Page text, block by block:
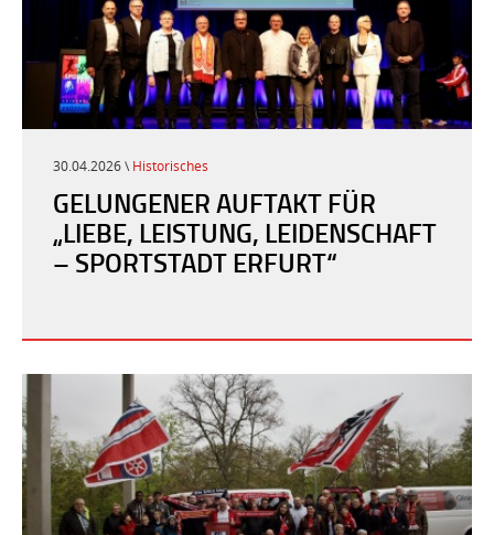
30.04.2026 \ Historisches
GELUNGENER AUFTAKT FÜR
„LIEBE, LEISTUNG, LEIDENSCHAFT
– SPORTSTADT ERFURT“